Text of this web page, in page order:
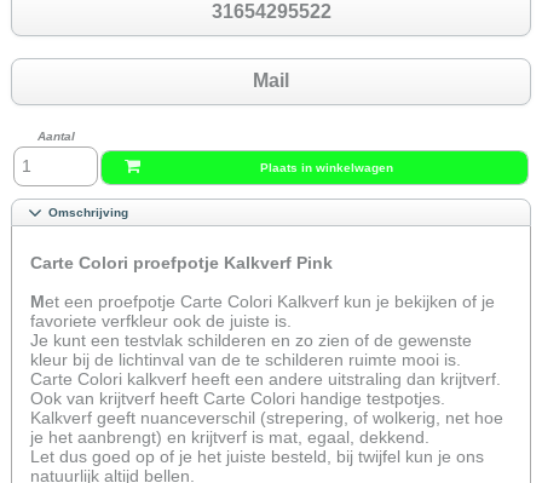
31654295522
Mail
Aantal
Plaats in winkelwagen
Omschrijving
Carte Colori proefpotje Kalkverf Pink
Met een proefpotje Carte Colori Kalkverf kun je bekijken of je
favoriete verfkleur ook de juiste is.
Je kunt een testvlak schilderen en zo zien of de gewenste
kleur bij de lichtinval van de te schilderen ruimte mooi is.
Carte Colori kalkverf heeft een andere uitstraling dan krijtverf.
Ook van krijtverf heeft Carte Colori handige testpotjes.
Kalkverf geeft nuanceverschil (strepering, of wolkerig, net hoe
je het aanbrengt) en krijtverf is mat, egaal, dekkend.
Let dus goed op of je het juiste besteld, bij twijfel kun je ons
natuurlijk altijd bellen.